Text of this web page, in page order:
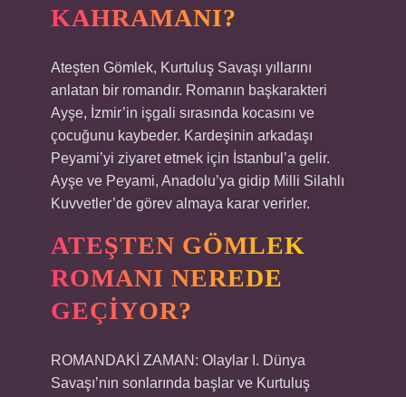
KAHRAMANI?
Ateşten Gömlek, Kurtuluş Savaşı yıllarını
anlatan bir romandır. Romanın başkarakteri
Ayşe, İzmir’in işgali sırasında kocasını ve
çocuğunu kaybeder. Kardeşinin arkadaşı
Peyami’yi ziyaret etmek için İstanbul’a gelir.
Ayşe ve Peyami, Anadolu’ya gidip Milli Silahlı
Kuvvetler’de görev almaya karar verirler.
ATEŞTEN GÖMLEK
ROMANI NEREDE
GEÇIYOR?
ROMANDAKİ ZAMAN: Olaylar I. Dünya
Savaşı’nın sonlarında başlar ve Kurtuluş